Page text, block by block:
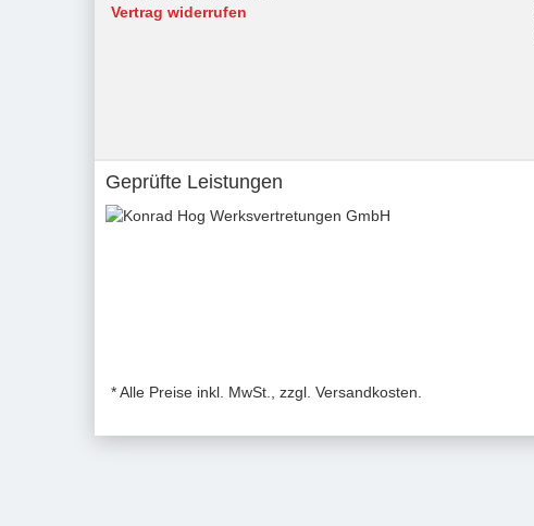
Vertrag widerrufen
Geprüfte Leistungen
* Alle Preise inkl. MwSt., zzgl. Versandkosten.